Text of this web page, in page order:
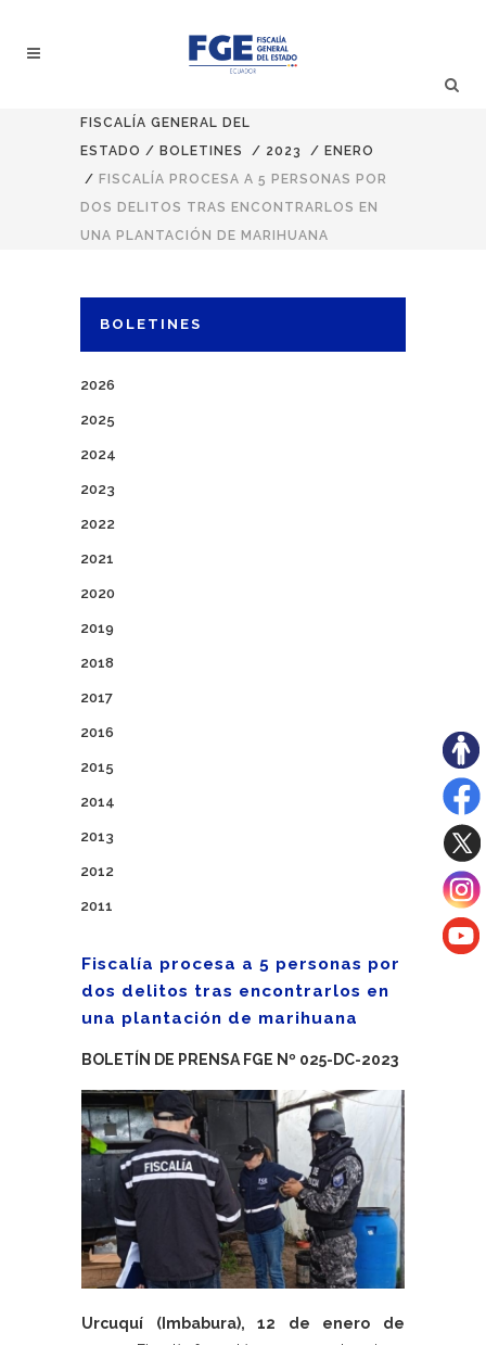
FISCALÍA GENERAL DEL
ESTADO / BOLETINES / 2023 / ENERO
/ FISCALÍA PROCESA A 5 PERSONAS POR
DOS DELITOS TRAS ENCONTRARLOS EN
UNA PLANTACIÓN DE MARIHUANA
BOLETINES
2026
2025
2024
2023
2022
2021
2020
2019
2018
2017
2016
2015
2014
2013
2012
2011
Fiscalía procesa a 5 personas por
dos delitos tras encontrarlos en
una plantación de marihuana
BOLETÍN DE PRENSA FGE Nº 025-DC-2023
Urcuquí (Imbabura), 12 de enero de